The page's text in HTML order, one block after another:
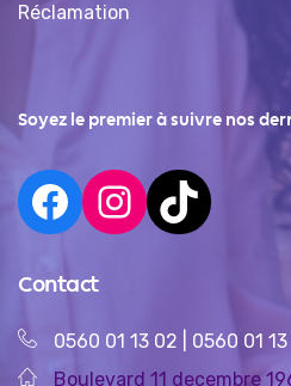
Réclamation
Soyez le premier à suivre nos
Contact
0560 01 13 02 0560 01
Boulevard 11 decembre